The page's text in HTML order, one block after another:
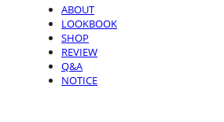
ABOUT
LOOKBOOK
SHOP
REVIEW
Q&A
NOTICE